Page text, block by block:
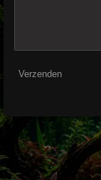
Verzenden